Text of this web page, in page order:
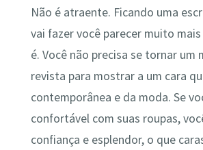
Não é atraente. Ficando uma
vai fazer você parecer muito
é. Você não precisa se tornar um
revista para mostrar a um cara
contemporânea e da moda. Se
confortável com suas roupas,
confiança e esplendor, o que